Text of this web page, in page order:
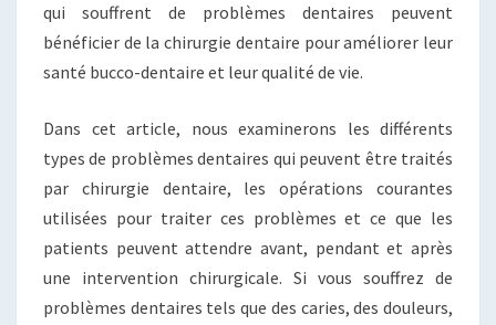
qui souffrent de problèmes dentaires peuvent
bénéficier de la chirurgie dentaire pour améliorer leur
santé bucco-dentaire et leur qualité de vie.
Dans cet article, nous examinerons les différents
types de problèmes dentaires qui peuvent être traités
par chirurgie dentaire, les opérations courantes
utilisées pour traiter ces problèmes et ce que les
patients peuvent attendre avant, pendant et après
une intervention chirurgicale. Si vous souffrez de
problèmes dentaires tels que des caries, des douleurs,